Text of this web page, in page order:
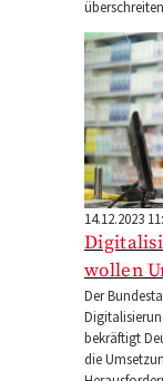
14.12.2023
wollen
Der
bekräftigt
die